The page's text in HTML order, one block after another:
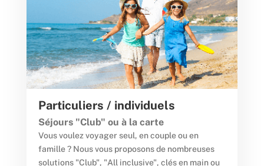
Particuliers / individuels
Séjours "Club" ou à la carte
Vous voulez voyager seul, en couple ou en
famille ? Nous vous proposons de nombreuses
solutions "Club", "All inclusive", clés en main ou